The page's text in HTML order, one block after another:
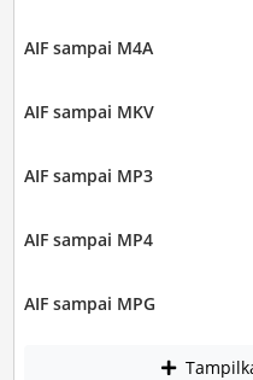
AIF sampai M4A
AIF sampai MKV
AIF sampai MP3
AIF sampai MP4
AIF sampai MPG